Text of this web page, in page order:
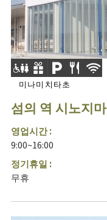
미나미치타초
섬의 역 시노지마
영업시간 :
9:00~16:00
정기휴일 :
무휴